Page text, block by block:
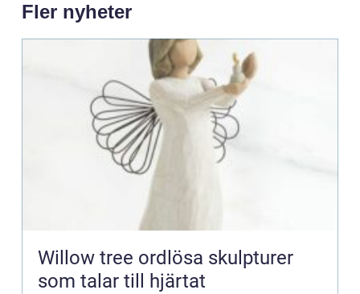
Fler nyheter
Willow tree ordlösa skulpturer
som talar till hjärtat